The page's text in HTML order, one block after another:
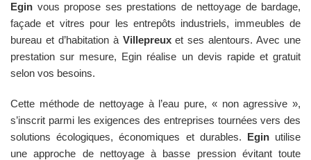
Egin vous propose ses prestations de nettoyage de bardage,
façade et vitres pour les entrepôts industriels, immeubles de
bureau et d’habitation à Villepreuxet ses alentours. Avec une
prestation sur mesure, Egin réalise un devis rapide et gratuit
selon vos besoins.
Cette méthode de nettoyage à l’eau pure, « non agressive »,
s’inscrit parmi les exigences des entreprises tournées vers des
solutions écologiques, économiques et durables. Eginutilise
une approche de nettoyage à basse pression évitant toute